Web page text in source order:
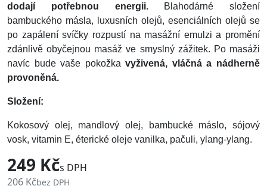
dodají potřebnou energii.
Blahodárné složení
bambuckého másla, luxusních olejů, esenciálních olejů se
po zapálení svíčky rozpustí na masážní emulzi a promění
zdánlivě obyčejnou masáž ve smyslný zážitek. Po masáži
navíc bude vaše pokožkavyživená, vláčná a nádherně
provoněná.
Složení:
Kokosový olej, mandlový olej, bambucké máslo, sójový
vosk, vitamin E, éterické oleje vanilka, pačuli, ylang-ylang.
249 Kčs DPH
206 Kčbez DPH